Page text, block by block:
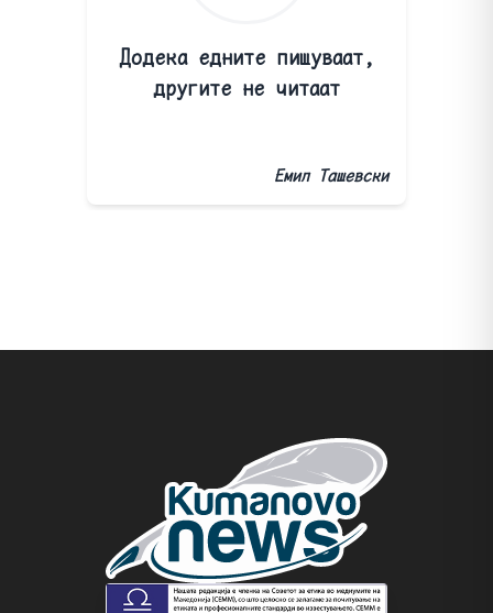
Додека едните пишуваат,
другите не читаат
Емил Ташевски